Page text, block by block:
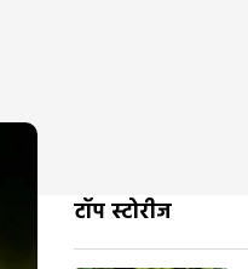
टॉप स्टोरीज